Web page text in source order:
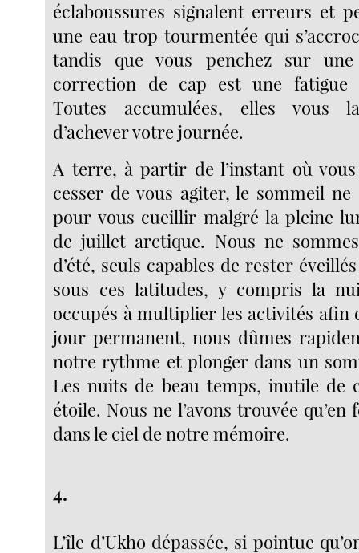
éclaboussures signalent erreurs et
une eau trop tourmentée qui
tandis que vous penchez sur une
correction de cap est une fatigue
Toutes accumulées, elles vous
d’achever votre journée.
A terre, à partir de l’instant où
cesser de vous agiter, le sommeil
pour vous cueillir malgré la pleine
de juillet arctique. Nous ne
d’été, seuls capables de rester
sous ces latitudes, y compris la
occupés à multiplier les activités afin
jour permanent, nous dûmes
notre rythme et plonger dans un
Les nuits de beau temps, inutile de
étoile. Nous ne l’avons trouvée qu’en
dans le ciel de notre mémoire.
4.
L’île d’Ukho dépassée, si pointue